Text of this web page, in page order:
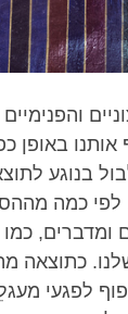
באופן
בנוגע
לפי כמה
ומדברים,
כתוצאה
לפגעי